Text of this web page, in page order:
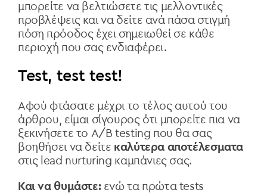
μπορείτε να βελτιώσετε τις μελλοντικές
προβλέψεις και να δείτε ανά πάσα στιγμή
πόση πρόοδος έχει σημειωθεί σε κάθε
περιοχή που σας ενδιαφέρει.
Test, test test!
Αφού φτάσατε μέχρι το τέλος αυτού του
άρθρου, είμαι σίγουρος ότι μπορείτε πια να
ξεκινήσετε το A/B testing που θα σας
βοηθήσει να δείτε καλύτερα αποτέλεσματα
στις lead nurturing καμπάνιες σας.
Και να θυμάστε: ενώ τα πρώτα tests